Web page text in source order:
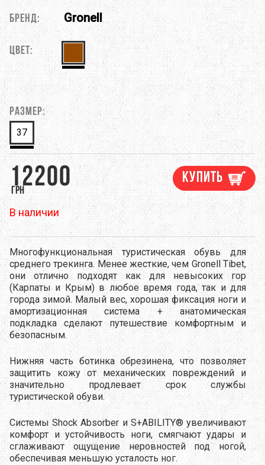
Бренд: Gronell
Цвет:
Размер:
37
12200
грн
В наличии
Купить
Многофункциональная туристическая обувь для
среднего трекинга. Менее жесткие, чем Gronell Tibet,
они отлично подходят как для невысоких гор
(Карпаты и Крым) в любое время года, так и для
города зимой. Малый вес, хорошая фиксация ноги и
амортизационная система + анатомическая
подкладка сделают путешествие комфортным и
безопасным.
Нижняя часть ботинка обрезинена, что позволяет
защитить кожу от механических повреждений и
значительно продлевает срок службы
туристической обуви.
Системы Shock Absorber и S+ABILITY® увеличивают
комфорт и устойчивость ноги, смягчают удары и
сглаживают ощущение неровностей под ногой,
обеспечивая меньшую усталость ног.